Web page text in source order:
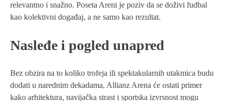
relevantno i snažno. Poseta Areni je poziv da se doživi fudbal
kao kolektivni događaj, a ne samo kao rezultat.
Nasleđe i pogled unapred
Bez obzira na to koliko trofeja ili spektakularnih utakmica budu
dodati u narednim dekadama, Allianz Arena će ostati primer
kako arhitektura, navijačka strast i sportska izvrsnost mogu